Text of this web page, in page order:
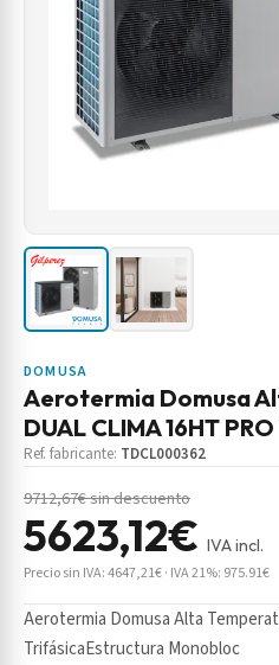
DOMUSA
Aerotermia Domusa
DUAL CLIMA 16HT
Ref. fabricante: TDCL000362
9712,67€ sin descuento
5623,12€ IVA incl.
Precio sin IVA: 4647,21€ · IVA 21%: 975.91€
Aerotermia Domusa Alta
TrifásicaEstructura Monobloc